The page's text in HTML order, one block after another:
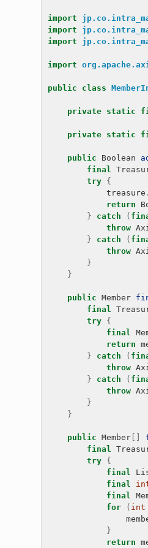
import
import
import
import
public class
private static
private static
public Boolean
final
try {
treasure .
return
}
catch (
throw
}
catch (
throw
}
}
public Member
final
try {
final
return
}
catch (
throw
}
catch (
throw
}
}
public Member []
final
try {
final
final
final
for
( int
}
return